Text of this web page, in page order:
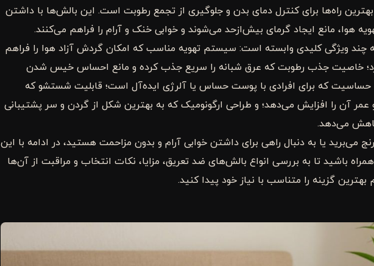
راه‌ها برای کنترل دمای بدن و جلوگیری از تجمع رطوبت است. این بالش‌ها با داشتن
هوا، مانع ایجاد گرمای بیش‌ازحد می‌شوند و خوابی خنک و آرام را فراهم می‌کنند.
چند ویژگی کلیدی وابسته است: سیستم تهویه مناسب که امکان گردش آزاد هوا را فراهم
خاصیت جذب رطوبت که عرق شبانه را سریع جذب کرده و مانع احساس خیس شدن
حساسیت که برای افرادی با پوست حساس یا آلرژی ایده‌آل است؛ قابلیت شستشو که
آن را افزایش می‌دهد؛ و طراحی ارگونومیک که به بهترین شکل از گردن و سر پشتیبانی
کاهش می‌دهد.
می‌برید یا به دنبال راهی برای داشتن خوابی آرام و بدون مزاحمت هستید، در ادامه با این
همراه باشید تا به بررسی انواع بالش‌های ضد تعریق، مزایا، نکات انتخاب و مراقبت از آن‌ها
گزینه را متناسب با نیاز خود پیدا کنید.